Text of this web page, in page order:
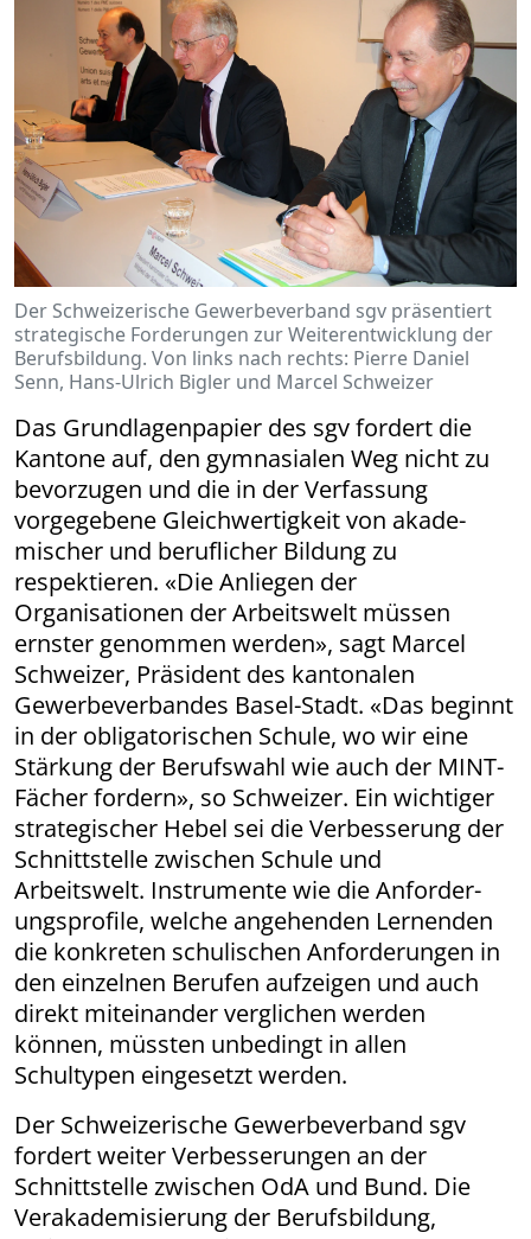
Der Schweizerische Gewerbeverband sgv präsentiert
strategische Forderungen zur Weiterentwicklung der
Berufsbildung. Von links nach rechts: Pierre Daniel
Senn, Hans-Ulrich Bigler und Marcel Schweizer
Das Grundlagenpapier des sgv fordert die
Kantone auf, den gymnasialen Weg nicht zu
bevorzugen und die in der Verfassung
vorgegebene Gleichwertigkeit von akade­
mischer und beruflicher Bildung zu
respektieren. «Die Anliegen der
Organisationen der Arbeitswelt müssen
ernster genommen werden», sagt Marcel
Schweizer, Präsident des kantonalen
Gewerbeverbandes Basel-Stadt. «Das beginnt
in der obligatorischen Schule, wo wir eine
Stärkung der Berufswahl wie auch der MINT-
Fächer fordern», so Schweizer. Ein wichtiger
strategischer Hebel sei die Verbesserung der
Schnittstelle zwischen Schule und
Arbeitswelt. Instrumente wie die Anforder­
ungs­profile, welche angehenden Lernenden
die konkreten schulischen Anforderungen in
den einzelnen Berufen aufzeigen und auch
direkt miteinander verglichen werden
können, müssten unbedingt in allen
Schultypen eingesetzt werden.
Der Schweizerische Gewerbeverband sgv
fordert weiter Verbesserungen an der
Schnittstelle zwischen OdA und Bund. Die
Verakademisierung der Berufsbildung,